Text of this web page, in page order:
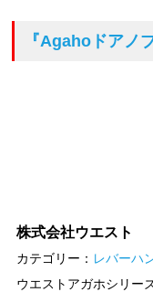
『Agahoドアノ
株式会社ウエスト
カテゴリー： レバーハ
ウエストアガホシリー